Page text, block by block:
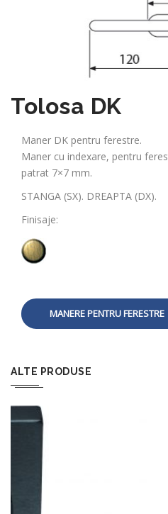
Tolosa DK
Maner DK pentru ferestre.
Maner cu indexare, pentru
patrat 7×7 mm.
STANGA (SX). DREAPTA (DX).
Finisaje:
MANERE PENTRU FERESTRE
ALTE PRODUSE